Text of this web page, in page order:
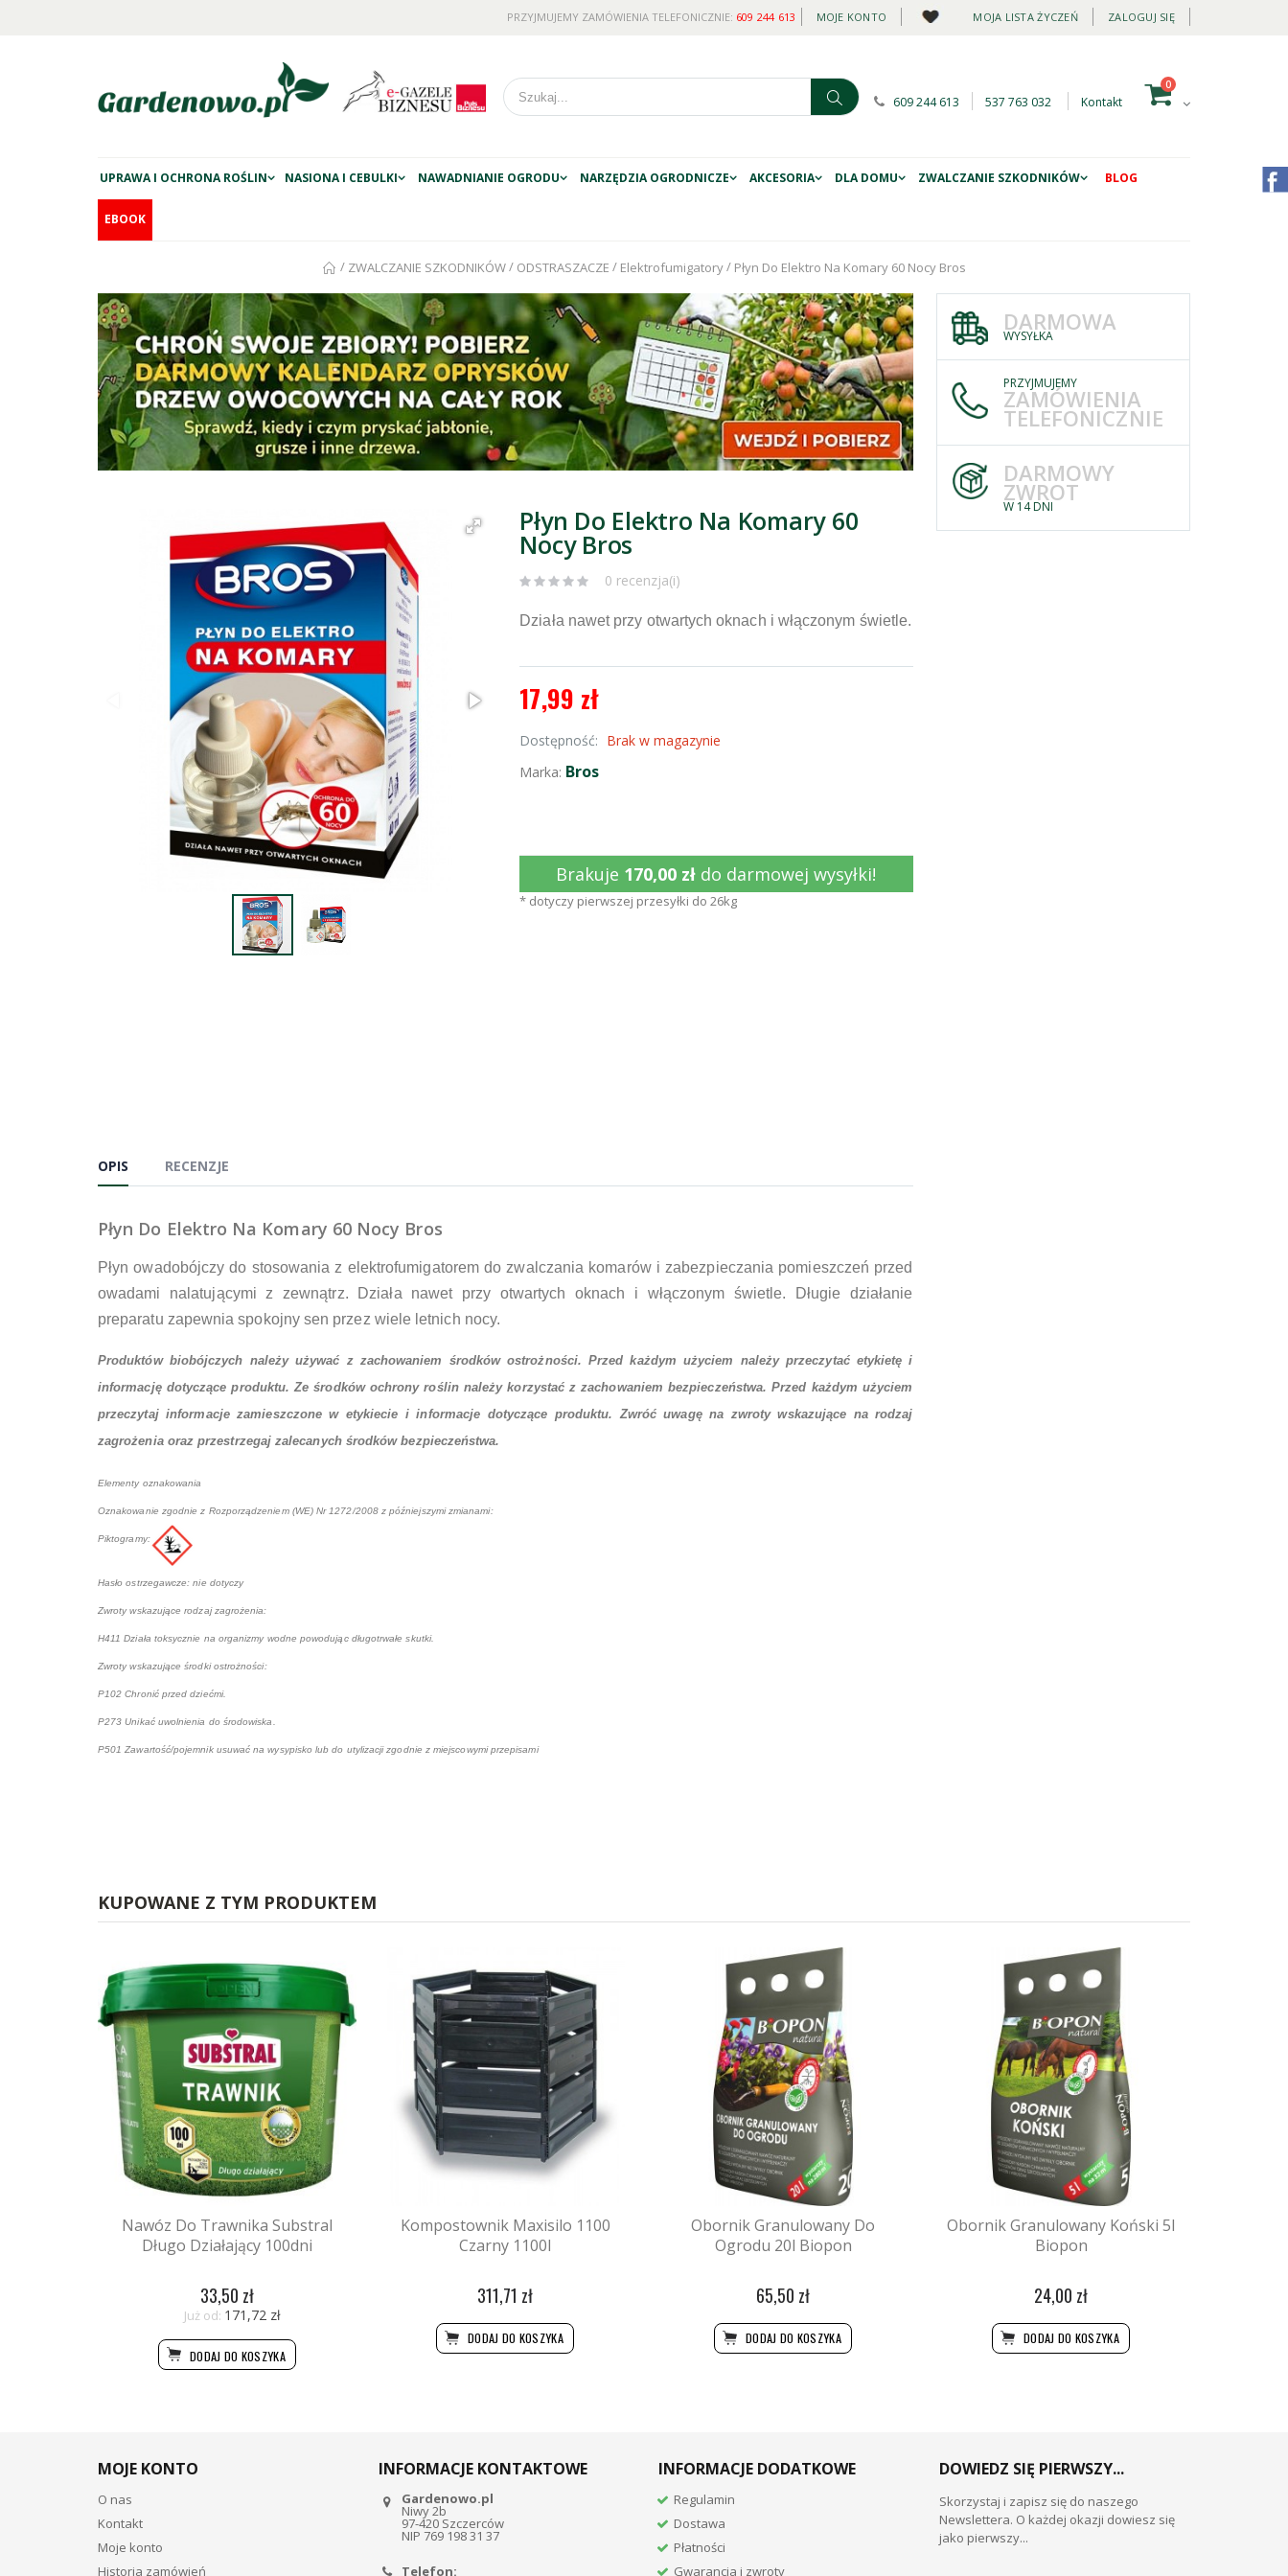
MOJE KONTO MOJA LISTA ŻYCZEŃ ZALOGUJ SIĘ
PRZYJMUJEMY ZAMÓWIENIA TELEFONICZNIE: 609 244 613
609 244 613 537 763 032 Kontakt
0
UPRAWA I OCHRONA ROŚLIN NASIONA I CEBULKI NAWADNIANIE OGRODU NARZĘDZIA OGRODNICZE AKCESORIA DLA DOMU ZWALCZANIE SZKODNIKÓW BLOG
EBOOK
/ ZWALCZANIE SZKODNIKÓW/ ODSTRASZACZE / Elektrofumigatory/ Płyn Do Elektro Na Komary 60 Nocy Bros
Płyn Do Elektro Na Komary 60
Nocy Bros
0 recenzja(i)
Działa nawet przy otwartych oknach i włączonym świetle.
17,99 zł
Dostępność: Brak w magazynie
Marka: Bros
Brakuje 170,00 zł do darmowej wysyłki!
* dotyczy pierwszej przesyłki do 26kg
OPIS RECENZJE
Płyn Do Elektro Na Komary 60 Nocy Bros
Płyn owadobójczy do stosowania z elektrofumigatorem do zwalczania komarów i zabezpieczania pomieszczeń przed
owadami nalatującymi z zewnątrz. Działa nawet przy otwartych oknach i włączonym świetle. Długie działanie
preparatu zapewnia spokojny sen przez wiele letnich nocy.
Produktów biobójczych należy używać z zachowaniem środków ostrożności. Przed każdym użyciem należy przeczytać etykietę i
informację dotyczące produktu. Ze środków ochrony roślin należy korzystać z zachowaniem bezpieczeństwa. Przed każdym użyciem
przeczytaj informacje zamieszczone w etykiecie i informacje dotyczące produktu. Zwróć uwagę na zwroty wskazujące na rodzaj
zagrożenia oraz przestrzegaj zalecanych środków bezpieczeństwa.
Elementy oznakowania
Oznakowanie zgodnie z Rozporządzeniem (WE) Nr 1272/2008 z późniejszymi zmianami:
Piktogramy:
Hasło ostrzegawcze: nie dotyczy
Zwroty wskazujące rodzaj zagrożenia:
H411 Działa toksycznie na organizmy wodne powodując długotrwałe skutki.
Zwroty wskazujące środki ostrożności:
P102 Chronić przed dziećmi.
P273 Unikać uwolnienia do środowiska.
P501 Zawartość/pojemnik usuwać na wysypisko lub do utylizacji zgodnie z miejscowymi przepisami
DARMOWA
WYSYŁKA
PRZYJMUJEMY
ZAMÓWIENIA
TELEFONICZNIE
DARMOWY
ZWROT
W 14 DNI
KUPOWANE Z TYM PRODUKTEM
Nawóz Do Trawnika Substral
Długo Działający 100dni
33,50 zł
Już od: 171,72 zł
DODAJ DO KOSZYKA
Kompostownik Maxisilo 1100
Czarny 1100l
311,71 zł
DODAJ DO KOSZYKA
Obornik Granulowany Do
Ogrodu 20l Biopon
65,50 zł
DODAJ DO KOSZYKA
Obornik Granulowany Koński 5l
Biopon
24,00 zł
DODAJ DO KOSZYKA
MOJE KONTO
O nas
Kontakt
Moje konto
Historia zamówień
INFORMACJE KONTAKTOWE
Gardenowo.pl
Niwy 2b
97-420 Szczerców
NIP 769 198 31 37
Telefon:
INFORMACJE DODATKOWE
Regulamin
Dostawa
Płatności
Gwarancja i zwroty
DOWIEDZ SIĘ PIERWSZY...
Skorzystaj i zapisz się do naszego
Newslettera. O każdej okazji dowiesz się
jako pierwszy...